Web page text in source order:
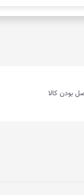
بودن کالا